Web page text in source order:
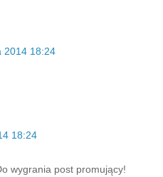
2014 18:24
18:24
wygrania post promujący!